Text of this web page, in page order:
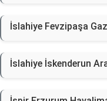
İslahiye Fevzipaşa
İslahiye İskenderun